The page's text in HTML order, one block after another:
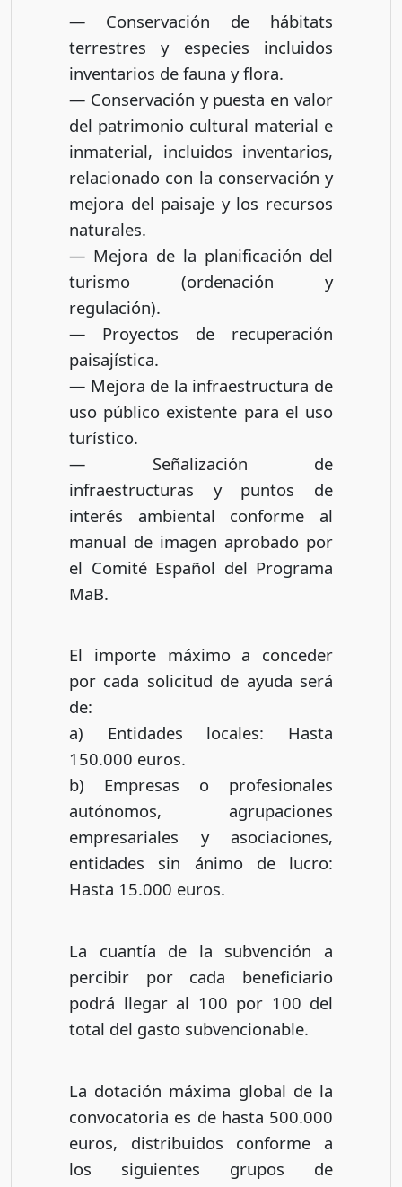
— Conservación de hábitats
terrestres y especies incluidos
inventarios de fauna y flora.
— Conservación y puesta en valor
del patrimonio cultural material e
inmaterial, incluidos inventarios,
relacionado con la conservación y
mejora del paisaje y los recursos
naturales.
— Mejora de la planificación del
turismo (ordenación y
regulación).
— Proyectos de recuperación
paisajística.
— Mejora de la infraestructura de
uso público existente para el uso
turístico.
— Señalización de
infraestructuras y puntos de
interés ambiental conforme al
manual de imagen aprobado por
el Comité Español del Programa
MaB.
El importe máximo a conceder
por cada solicitud de ayuda será
de:
a) Entidades locales: Hasta
150.000 euros.
b) Empresas o profesionales
autónomos, agrupaciones
empresariales y asociaciones,
entidades sin ánimo de lucro:
Hasta 15.000 euros.
La cuantía de la subvención a
percibir por cada beneficiario
podrá llegar al 100 por 100 del
total del gasto subvencionable.
La dotación máxima global de la
convocatoria es de hasta 500.000
euros, distribuidos conforme a
los siguientes grupos de